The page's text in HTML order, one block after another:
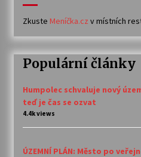
Zkuste Meníčka.cz v místních
Populární články
Humpolec schvaluje nový
teď je čas se ozvat
4.4k views
ÚZEMNÍ PLÁN: Město po